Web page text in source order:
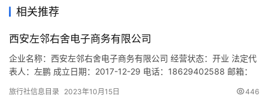
市
相关推荐
西安左邻右舍电子商务有限公司
企业名称：西安左邻右舍电子商务有限公司 经营状态：开业 法定代
表人：左鹏 成立日期：2017-12-29 电话：18629402588 邮箱：
91610113MA6UPRR31Q 注册地址：陕西省西安市雁塔区南二环金
旅行社信息目录 2023年10月15日 446